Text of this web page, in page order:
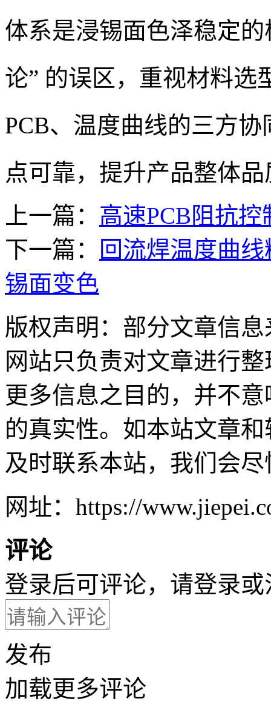
体系是浸锡面色泽稳定
论” 的误区，重视材料选
PCB、温度曲线的三方
点可靠，提升产品整体品
上一篇： 高速PCB阻抗
下一篇：
回流焊温度曲
锡面变色
版权声明：部分文章信
网站只负责对文章进行
更多信息之目的，并不
的真实性。如本站文章
及时联系本站，我们会
网址：https://
评论
登录后可评论，请登录或
发布
加载更多评论